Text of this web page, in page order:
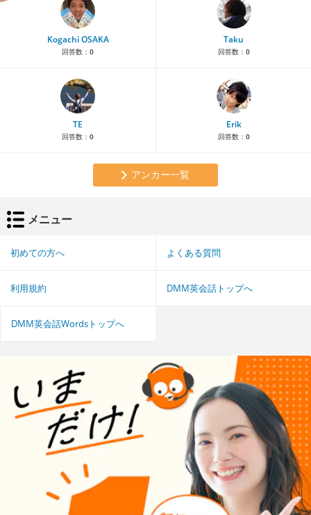
Kogachi OSAKA
回答数： 0
Taku
回答数： 0
TE
回答数： 0
Erik
回答数： 0
アンカー一覧
メニュー
初めての方へ よくある質問
利用規約 DMM英会話トップへ
DMM英会話Wordsトップへ